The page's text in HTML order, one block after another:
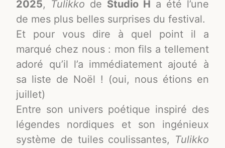
2025, Tulikko de Studio H a été l’une
de mes plus belles surprises du festival.
Et pour vous dire à quel point il a
marqué chez nous : mon fils a tellement
adoré qu’il l’a immédiatement ajouté à
sa liste de Noël ! (oui, nous étions en
juillet)
Entre son univers poétique inspiré des
légendes nordiques et son ingénieux
système de tuiles coulissantes, Tulikko